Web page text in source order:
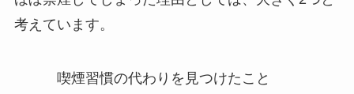
考えています。
喫煙習慣の代わりを見つけたこと